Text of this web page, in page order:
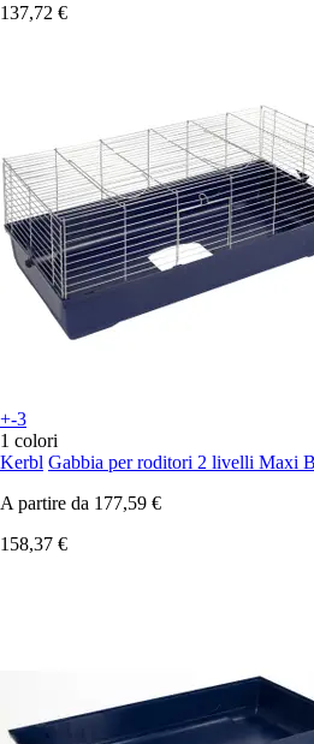
137,72 €
+-3
1 colori
Kerbl Gabbia per roditori 2 livelli Maxi
A partire da 177,59 €
158,37 €